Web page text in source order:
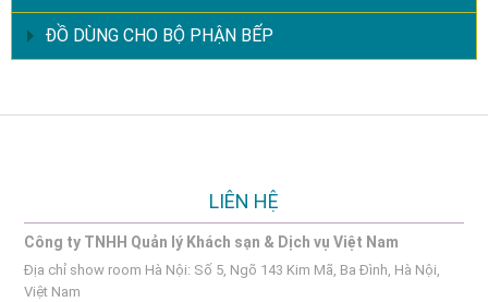
ĐỒ DÙNG CHO BỘ PHẬN BẾP
LIÊN HỆ
Công ty TNHH Quản lý Khách sạn & Dịch vụ Việt Nam
Địa chỉ show room Hà Nội: Số 5, Ngõ 143 Kim Mã, Ba Đình, Hà Nội,
Việt Nam